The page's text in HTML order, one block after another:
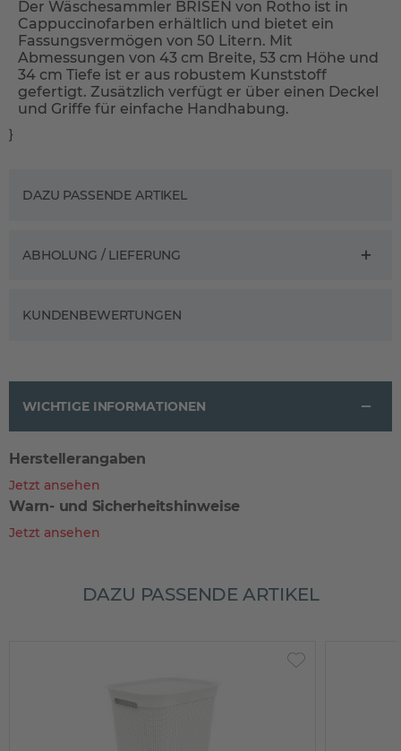
Der Wäschesammler BRISEN von Rotho ist in
Cappuccinofarben erhältlich und bietet ein
Fassungsvermögen von 50 Litern. Mit
Abmessungen von 43 cm Breite, 53 cm Höhe und
34 cm Tiefe ist er aus robustem Kunststoff
gefertigt. Zusätzlich verfügt er über einen Deckel
und Griffe für einfache Handhabung.
}
DAZU PASSENDE ARTIKEL
ABHOLUNG / LIEFERUNG
KUNDENBEWERTUNGEN
WICHTIGE INFORMATIONEN
Herstellerangaben
Jetzt ansehen
Warn- und Sicherheitshinweise
Jetzt ansehen
DAZU PASSENDE ARTIKEL